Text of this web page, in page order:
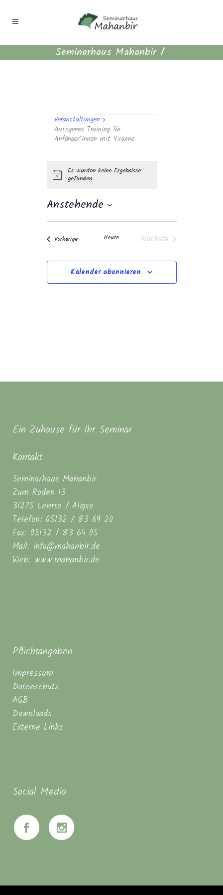
Seminarhaus Mahanbir/
Veranstaltungen
Veranstaltungen
Autogenes Training für
Anfänger*innen mit Yvonne
Hinweis
Es wurden keine Ergebnisse
gefunden.
Anstehende
Datum
VorherigeVeranstaltungen
Heute
Nächste
Kalender abonnieren
Ein Zuhause für Ihr Seminar
Kontakt
Seminarhaus Mahanbir
Zum Roden 13
31275 Lehrte / Aligse
Telefon: 05132 / 83 69 20
Fax: 05132 / 83 64 05
Mail: info@mahanbir.de
Web: www.mahanbir.de
Pflichtangaben
Impressum
Datenschutz
AGB
Downloads
Externe Links
Social Media